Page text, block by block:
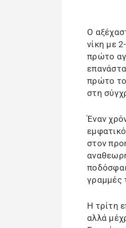
Ο
νίκη με
πρώτο
πρώτο
στη
Έναν
στον
γραμμές
Η τρίτη
αλλά